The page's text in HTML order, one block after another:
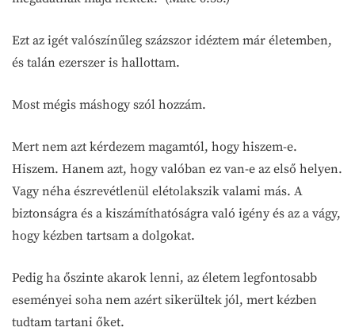
Ezt az igét valószínűleg százszor idéztem már életemben,
és talán ezerszer is hallottam.
Most mégis máshogy szól hozzám.
Mert nem azt kérdezem magamtól, hogy hiszem-e.
Hiszem. Hanem azt, hogy valóban ez van-e az első helyen.
Vagy néha észrevétlenül elétolakszik valami más. A
biztonságra és a kiszámíthatóságra való igény és az a vágy,
hogy kézben tartsam a dolgokat.
Pedig ha őszinte akarok lenni, az életem legfontosabb
eseményei soha nem azért sikerültek jól, mert kézben
tudtam tartani őket.